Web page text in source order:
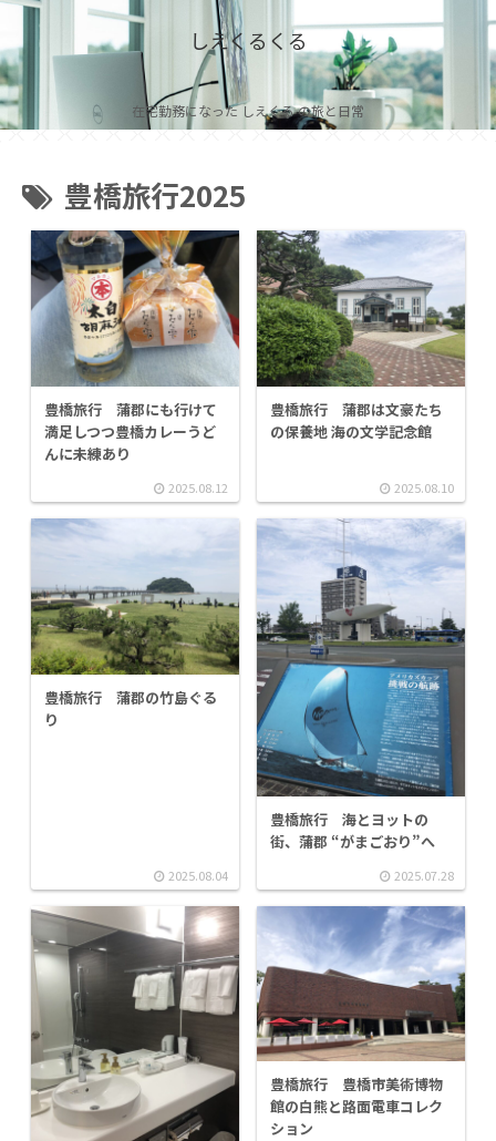
しえくるくる
在宅勤務になった しえくる の旅と日常
豊橋旅行2025
豊橋旅行 蒲郡にも行けて
満足しつつ豊橋カレーうど
んに未練あり
2025.08.12
豊橋旅行 蒲郡は文豪たち
の保養地 海の文学記念館
2025.08.10
豊橋旅行 蒲郡の竹島ぐる
り
2025.08.04
豊橋旅行 海とヨットの
街、蒲郡 “がまごおり”へ
2025.07.28
豊橋旅行 豊橋市美術博物
館の白熊と路面電車コレク
ション